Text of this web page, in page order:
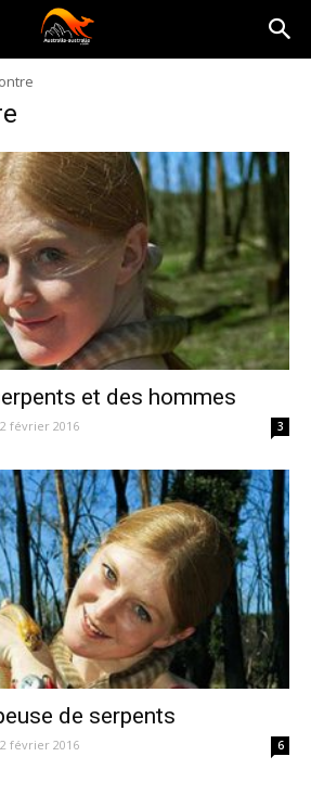
et des hommes
février 2016 3
de serpents
février 2016 6